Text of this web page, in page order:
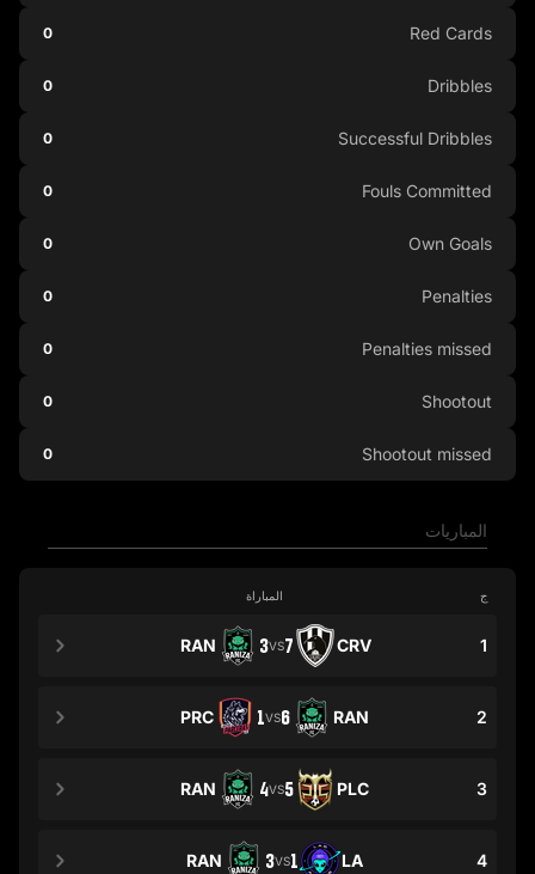
المباريات
ج المباراة
1
CRV
7
VS
3
RAN
2
RAN
6
VS
1
PRC
3
PLC
5
VS
4
RAN
4
LA
1
VS
3
RAN
Red Cards
0
Dribbles
0
Successful Dribbles
0
Fouls Committed
0
Own Goals
0
Penalties
0
Penalties missed
0
Shootout
0
Shootout missed
0